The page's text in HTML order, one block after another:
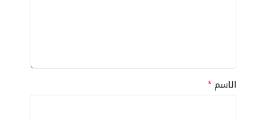
الاسم *